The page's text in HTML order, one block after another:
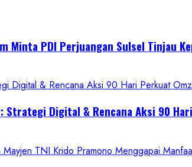
Minta PDI Perjuangan Sulsel Tinjau
Digital & Rencana Aksi 90 Hari Perkuat
Strategi Digital & Rencana Aksi 90
TNI Krido Pramono Menggapai